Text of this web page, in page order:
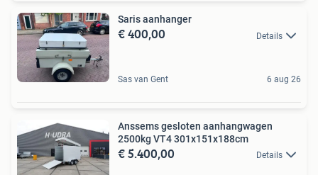
Saris aanhanger
€ 400,00 Details
Sas van Gent 6 aug 26
Anssems gesloten aanhangwagen
2500kg VT4 301x151x188cm
€ 5.400,00 Details